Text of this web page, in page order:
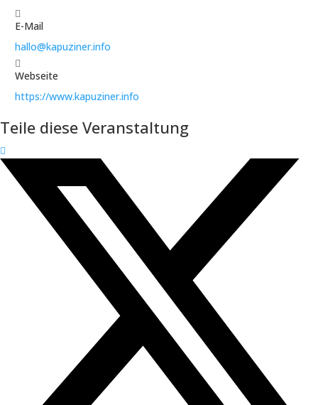
E-Mail
hallo@kapuziner.info
Webseite
https://www.kapuziner.info
Teile diese Veranstaltung